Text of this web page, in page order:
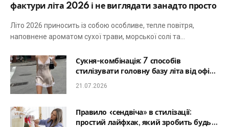
фактури літа 2026 і не виглядати занадто просто
Літо 2026 приносить із собою особливе, тепле повітря,
наповнене ароматом сухої трави, морської солі та…
Сукня-комбінація: 7 способів
стилізувати головну базу літа від офісу
до романтичної вечері
21.07.2026
Правило «сендвіча» в стилізації:
простий лайфхак, який зробить будь-